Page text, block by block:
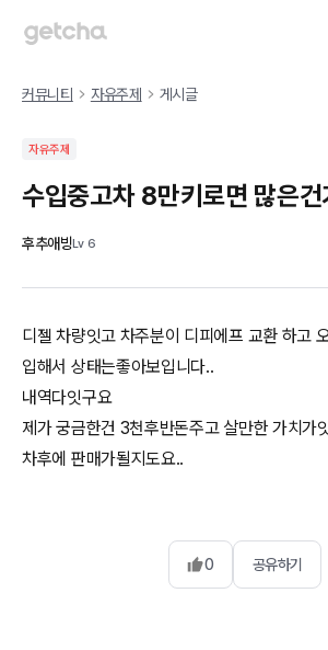
커뮤니티 자유주제 게시글
자유주제
수입중고차 8만키로면 많은건
후추애빙Lv 6
디젤 차량잇고 차주분이 디피에프 교환 하고
입해서 상태는좋아보입니다..
내역다잇구요
제가 궁금한건 3천후반돈주고 살만한 가치가
차후에 판매가될지도요..
0 공유하기